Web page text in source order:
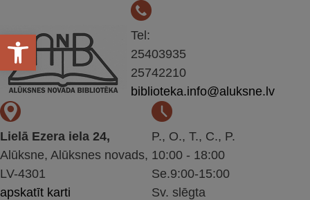
Open toolbar
Tel:
25403935
25742210
biblioteka.info@aluksne.lv
Lielā Ezera iela 24,
Alūksne, Alūksnes novads,
LV-4301
apskatīt karti
P., O., T., C., P.
10:00 - 18:00
Se.9:00-15:00
Sv. slēgta